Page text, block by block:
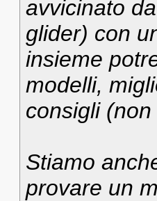
avvicinato
glider) con
insieme
modelli,
consigli
Stiamo
provare un